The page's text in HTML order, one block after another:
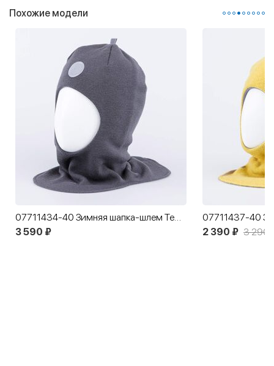
Похожие модели
07711434-40 Зимняя шапка-шлем Темно-серый
3 590 ₽
2 390 ₽ 3 290